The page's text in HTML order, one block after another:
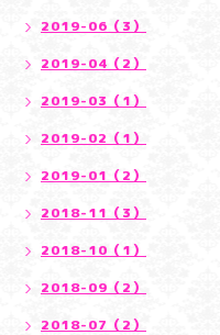
2019-06（3）
2019-04（2）
2019-03（1）
2019-02（1）
2019-01（2）
2018-11（3）
2018-10（1）
2018-09（2）
2018-07（2）